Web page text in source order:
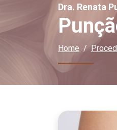
Dra. Renata
Home